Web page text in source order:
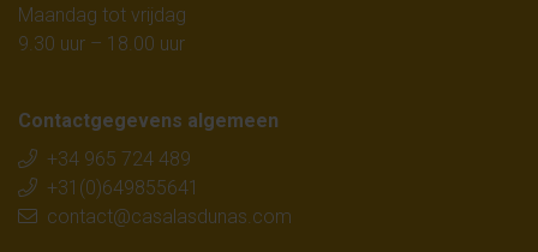
Maandag tot vrijdag
9.30 uur – 18.00 uur
Contactgegevens algemeen
+34 965 724 489
+31(0)649855641
contact@casalasdunas.com